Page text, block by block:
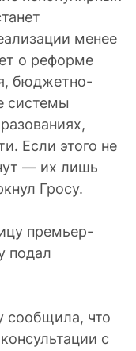
менее
о реформе
бюджетно-
системы
Если этого не
— их лишь
Гросу.
премьер-
подал
сообщила, что
с